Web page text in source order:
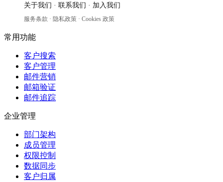
关于我们 · 联系我们 · 加入我们
服务条款 · 隐私政策 · Cookies 政策
常用功能
客户搜索
客户管理
邮件营销
邮箱验证
邮件追踪
企业管理
部门架构
成员管理
权限控制
数据同步
客户归属